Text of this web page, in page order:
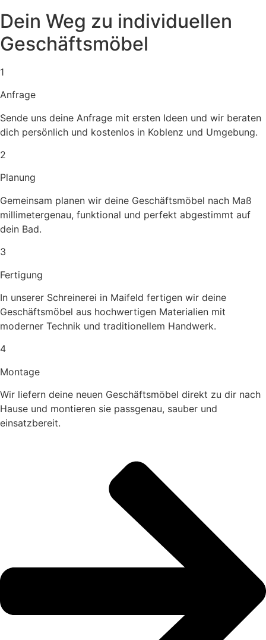
Dein Weg zu individuellen
Geschäftsmöbel
1
Anfrage
Sende uns deine Anfrage mit ersten Ideen und wir beraten
dich persönlich und kostenlos in Koblenz und Umgebung.
2
Planung
Gemeinsam planen wir deine Geschäftsmöbel nach Maß
millimetergenau, funktional und perfekt abgestimmt auf
dein Bad.
3
Fertigung
In unserer Schreinerei in Maifeld fertigen wir deine
Geschäftsmöbel aus hochwertigen Materialien mit
moderner Technik und traditionellem Handwerk.
4
Montage
Wir liefern deine neuen Geschäftsmöbel direkt zu dir nach
Hause und montieren sie passgenau, sauber und
einsatzbereit.